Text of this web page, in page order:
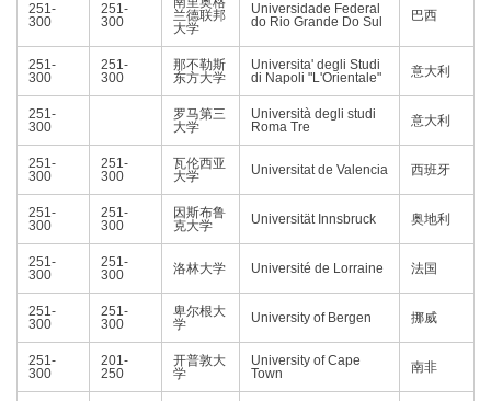
251-
300
251-
300
兰德联邦
大学
Universidade Federal
do Rio Grande Do Sul
巴西
251-
300
251-
300
那不勒斯
东方大学
Universita' degli Studi
di Napoli "L'Orientale"
意大利
251-
300
罗马第三
大学
Università degli studi
Roma Tre
意大利
251-
300
251-
300
瓦伦西亚
大学
Universitat de Valencia 西班牙
251-
300
251-
300
因斯布鲁
克大学
Universität Innsbruck 奥地利
251-
300
251-
300
洛林大学 Université de Lorraine 法国
251-
300
251-
300
卑尔根大
学
University of Bergen 挪威
251-
300
201-
250
开普敦大
学
University of Cape
Town
南非